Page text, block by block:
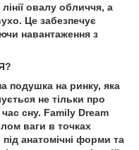
овалу обличчя, а
Це забезпечує
навантаження з
подушка на ринку, яка
не тільки про
сну. Family Dream
ваги в точках
анатомічні форми та